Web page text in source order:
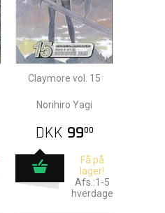
Claymore vol. 15
Norihiro Yagi
DKK 9900
Få på
lager!
Afs.:1-5
hverdage